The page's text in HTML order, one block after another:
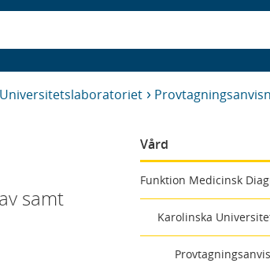
Vård
Funktion Medicinsk
Karolinska
samt